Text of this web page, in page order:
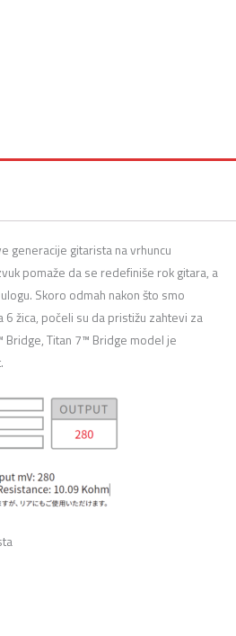
generacije gitarista na vrhuncu
pomaže da se redefiniše rok gitara, a
Skoro odmah nakon što smo
žica, počeli su da pristižu zahtevi za
Bridge, Titan 7™ Bridge model je